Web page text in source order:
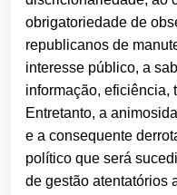
obrigatoriedade de
republicanos de
interesse público, a
informação, eficiência,
Entretanto, a
e a consequente
político que será
de gestão atentatórios